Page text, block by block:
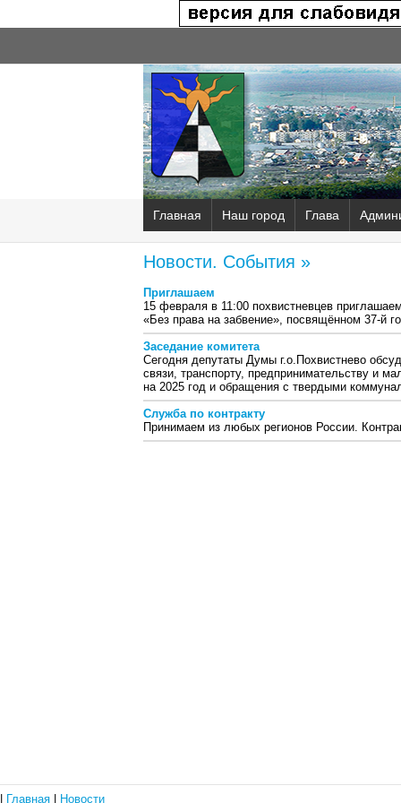
Главная Наш город Глава
Новости. События »
Приглашаем
15 февраля в 11:00 похвистневцев
«Без права на забвение», посвящённом 37-й
Заседание комитета
Сегодня депутаты Думы г.о.Похвистнево
связи, транспорту, предпринимательству и
на 2025 год и обращения с твердыми
Служба по контракту
Принимаем из любых регионов России.
Главная Новости